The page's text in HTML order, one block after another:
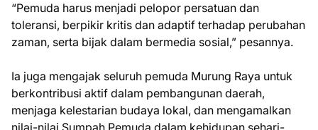
“Pemuda harus menjadi pelopor persatuan dan
toleransi, berpikir kritis dan adaptif terhadap perubahan
zaman, serta bijak dalam bermedia sosial,” pesannya.
Ia juga mengajak seluruh pemuda Murung Raya untuk
berkontribusi aktif dalam pembangunan daerah,
menjaga kelestarian budaya lokal, dan mengamalkan
nilai-nilai Sumpah Pemuda dalam kehidupan sehari-